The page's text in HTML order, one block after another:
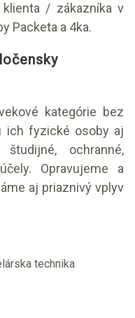
/ zákazníka v
Packeta a 4ka.
kategórie bez
ich fyzické osoby aj
ochranné,
Opravujeme a
aj priaznivý vplyv
technika